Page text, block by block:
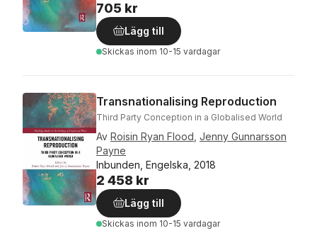
705 kr
Lägg till
Skickas inom 10-15 vardagar
Transnationalising Reproduction
Third Party Conception in a Globalised World
Av Roisin Ryan Flood Jenny Gunnarsson
Payne
Inbunden, Engelska, 2018
2 458 kr
Lägg till
Skickas inom 10-15 vardagar